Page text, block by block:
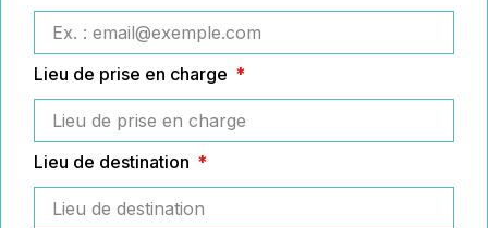
Lieu de prise en charge
Lieu de destination